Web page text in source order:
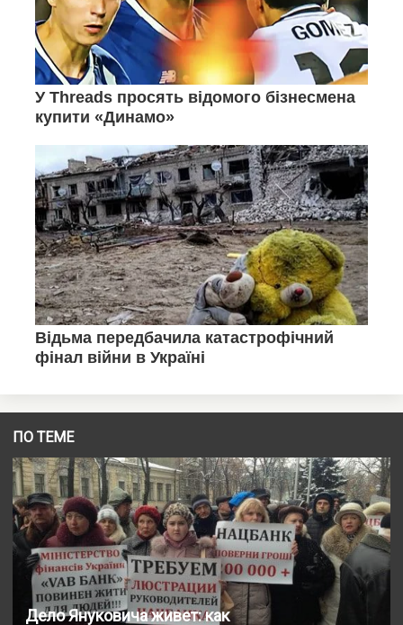
ПО ТЕМЕ
Дело Януковича живет: как